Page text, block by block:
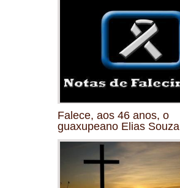
Falece, aos 46 anos, o
guaxupeano Elias Souza